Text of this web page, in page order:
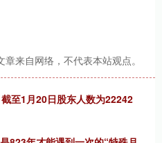
来自网络，不代表本站观点。
至1月20日股东人数为22242